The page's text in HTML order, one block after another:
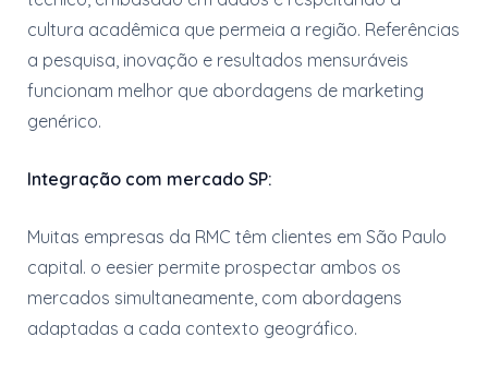
cultura acadêmica que permeia a região. Referências
a pesquisa, inovação e resultados mensuráveis
funcionam melhor que abordagens de marketing
genérico.
Integração com mercado SP:
Muitas empresas da RMC têm clientes em São Paulo
capital. o eesier permite prospectar ambos os
mercados simultaneamente, com abordagens
adaptadas a cada contexto geográfico.